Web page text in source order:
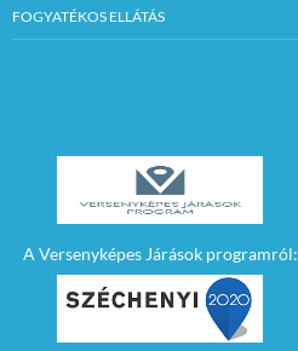
FOGYATÉKOS ELLÁTÁS
A Versenyképes Járások programról: